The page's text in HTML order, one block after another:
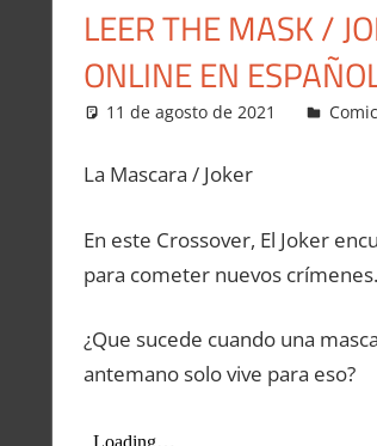
LEER THE MASK /
ONLINE EN
11 de agosto de 2021
La Mascara / Joker
En este Crossover, El Joker
para cometer nuevos crímenes.
¿Que sucede cuando una
antemano solo vive para eso?